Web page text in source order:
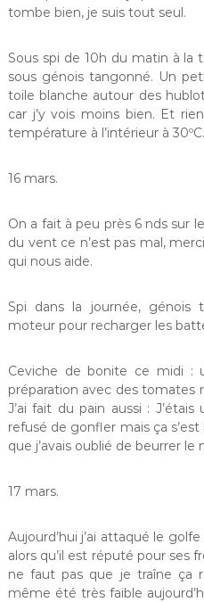
tombe bien, je suis tout seul.
Sous spi de 10h du matin à
sous génois tangonné. Un
toile blanche autour des
car j’y vois moins bien. Et
température à l’intérieur à 30ºC.
16 mars.
On a fait à peu près 6 nds sur
du vent ce n’est pas mal,
qui nous aide.
Spi dans la journée,
moteur pour recharger les
Ceviche de bonite ce midi :
préparation avec des tomates
J’ai fait du pain aussi :
refusé de gonfler mais ça
que j’avais oublié de beurrer
17 mars.
Aujourd’hui j’ai attaqué le
alors qu’il est réputé pour ses
ne faut pas que je traîne ça
même été très faible